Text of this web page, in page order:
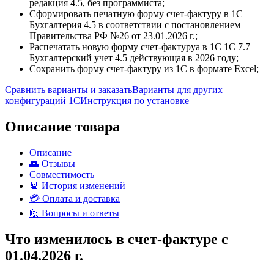
редакция 4.5, без программиста;
Сформировать печатную форму счет-фактуру в 1С
Бухгалтерия 4.5 в соответствии с постановлением
Правительства РФ №26 от 23.01.2026 г.;
Распечатать новую форму счет-фактуруа в 1С 1С 7.7
Бухгалтерский учет 4.5 действующая в 2026 году;
Сохранить форму счет-фактуру из 1С в формате Excel;
Сравнить варианты и заказатьВарианты для других
конфигураций 1СИнструкция по установке
Описание товара
Описание
👥 Отзывы
Совместимость
📆 История изменений
💳 Оплата и доставка
🙋 Вопросы и ответы
Что изменилось в счет-фактуре с
01.04.2026 г.